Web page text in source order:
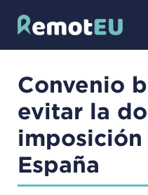
Convenio
evitar la
España